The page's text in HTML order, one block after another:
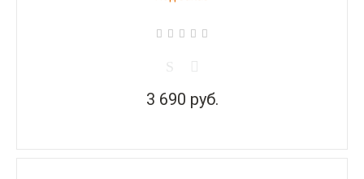
3 690 руб.